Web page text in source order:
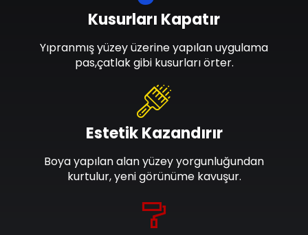
Estetik Kazandırır
Boya yapılan alan yüzey yorgunluğundan
kurtulur, yeni görünüme kavuşur.
Kusurları Kapatır
Yıpranmış yüzey üzerine yapılan uygulama
pas,çatlak gibi kusurları örter.